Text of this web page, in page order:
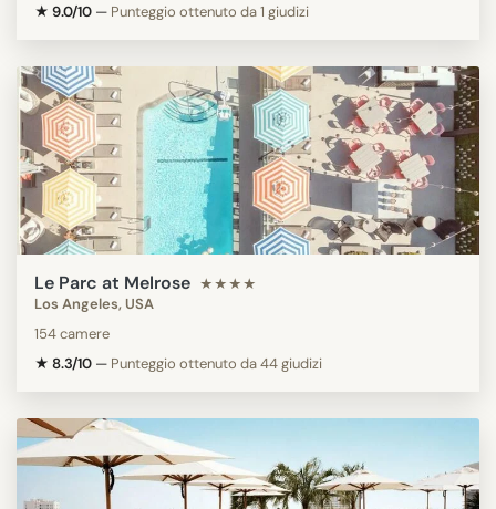
★ 9.0/10 — Punteggio ottenuto da 1 giudizi
Le Parc at Melrose ★★★★
Los Angeles, USA
154 camere
★ 8.3/10 — Punteggio ottenuto da 44 giudizi